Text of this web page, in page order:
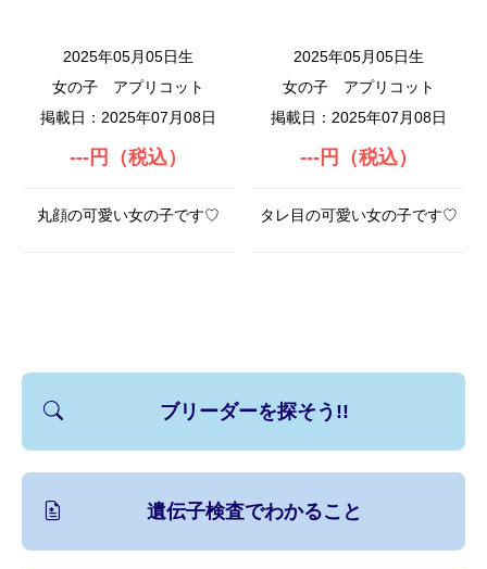
2025年05月05日生
女の子
アプリコット
掲載日：2025年07月08日
---円（税込）
丸顔の可愛い女の子です♡
2025年05月05日生
女の子
アプリコット
掲載日：2025年07月08日
---円（税込）
タレ目の可愛い女の子です♡
ブリーダーを探そう!!
遺伝子検査でわかること